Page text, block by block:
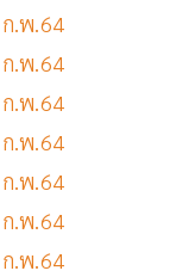
ก.พ.64
ก.พ.64
ก.พ.64
ก.พ.64
ก.พ.64
ก.พ.64
ก.พ.64